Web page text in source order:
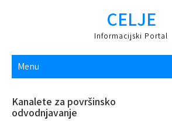
CELJE
Informacijski Portal
Menu
Kanalete za površinsko
odvodnjavanje